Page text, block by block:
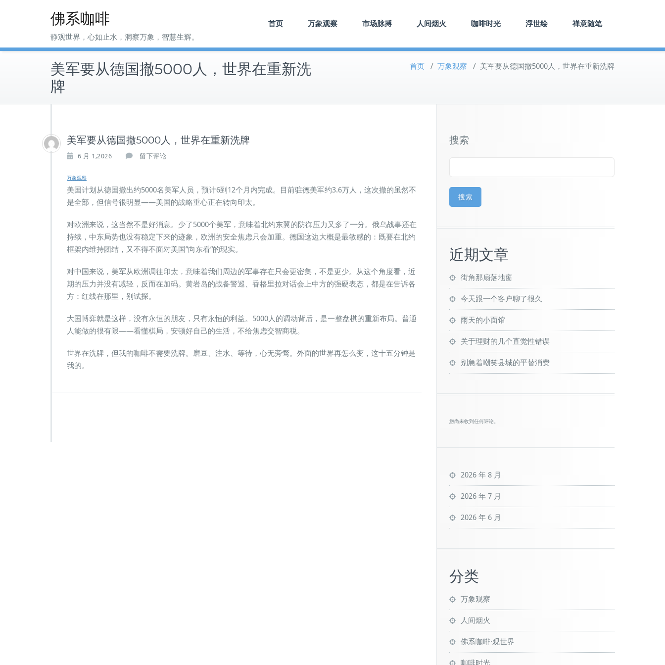
佛系咖啡
静观世界，心如止水，洞察万象，智慧生辉。
首页 万象观察 市场脉搏 人间烟火 咖啡时光 浮世绘 禅意随笔
美军要从德国撤5000人，世界在重新洗
牌
首页 / 万象观察 / 美军要从德国撤5000人，世界在重新洗牌
美军要从德国撤5000人，世界在重新洗牌
6 月 1,2026 留下评论
万象观察
美国计划从德国撤出约5000名美军人员，预计6到12个月内完成。目前驻德美军约3.6万人，这次撤的虽然不
是全部，但信号很明显——美国的战略重心正在转向印太。
对欧洲来说，这当然不是好消息。少了5000个美军，意味着北约东翼的防御压力又多了一分。俄乌战事还在
持续，中东局势也没有稳定下来的迹象，欧洲的安全焦虑只会加重。德国这边大概是最敏感的：既要在北约
框架内维持团结，又不得不面对美国”向东看”的现实。
对中国来说，美军从欧洲调往印太，意味着我们周边的军事存在只会更密集，不是更少。从这个角度看，近
期的压力并没有减轻，反而在加码。黄岩岛的战备警巡、香格里拉对话会上中方的强硬表态，都是在告诉各
方：红线在那里，别试探。
大国博弈就是这样，没有永恒的朋友，只有永恒的利益。5000人的调动背后，是一整盘棋的重新布局。普通
人能做的很有限——看懂棋局，安顿好自己的生活，不给焦虑交智商税。
世界在洗牌，但我的咖啡不需要洗牌。磨豆、注水、等待，心无旁骛。外面的世界再怎么变，这十五分钟是
我的。
搜索
搜索
近期文章
街角那扇落地窗
今天跟一个客户聊了很久
雨天的小面馆
关于理财的几个直觉性错误
别急着嘲笑县城的平替消费
您尚未收到任何评论。
2026 年 8 月
2026 年 7 月
2026 年 6 月
分类
万象观察
人间烟火
佛系咖啡·观世界
咖啡时光